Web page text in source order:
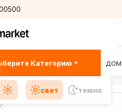
Категорию ДОМ
свет темно